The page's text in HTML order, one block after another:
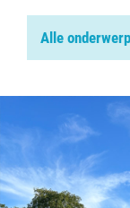
Over
Meld mijn camping
Samenwerken /
Contact opnemen
Alle
Kamperen is
1. Geen zin
2. Hetzelfde
3. Boos zijn is